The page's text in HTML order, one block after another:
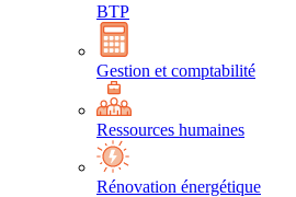
BTP
Gestion et comptabilité
Ressources humaines
Rénovation énergétique